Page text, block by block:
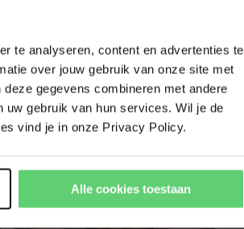
te analyseren, content en advertenties te
over jouw gebruik van onze site met
gegevens combineren met andere
gebruik van hun services. Wil je de
vind je in onze Privacy Policy.
Alle cookies toestaan